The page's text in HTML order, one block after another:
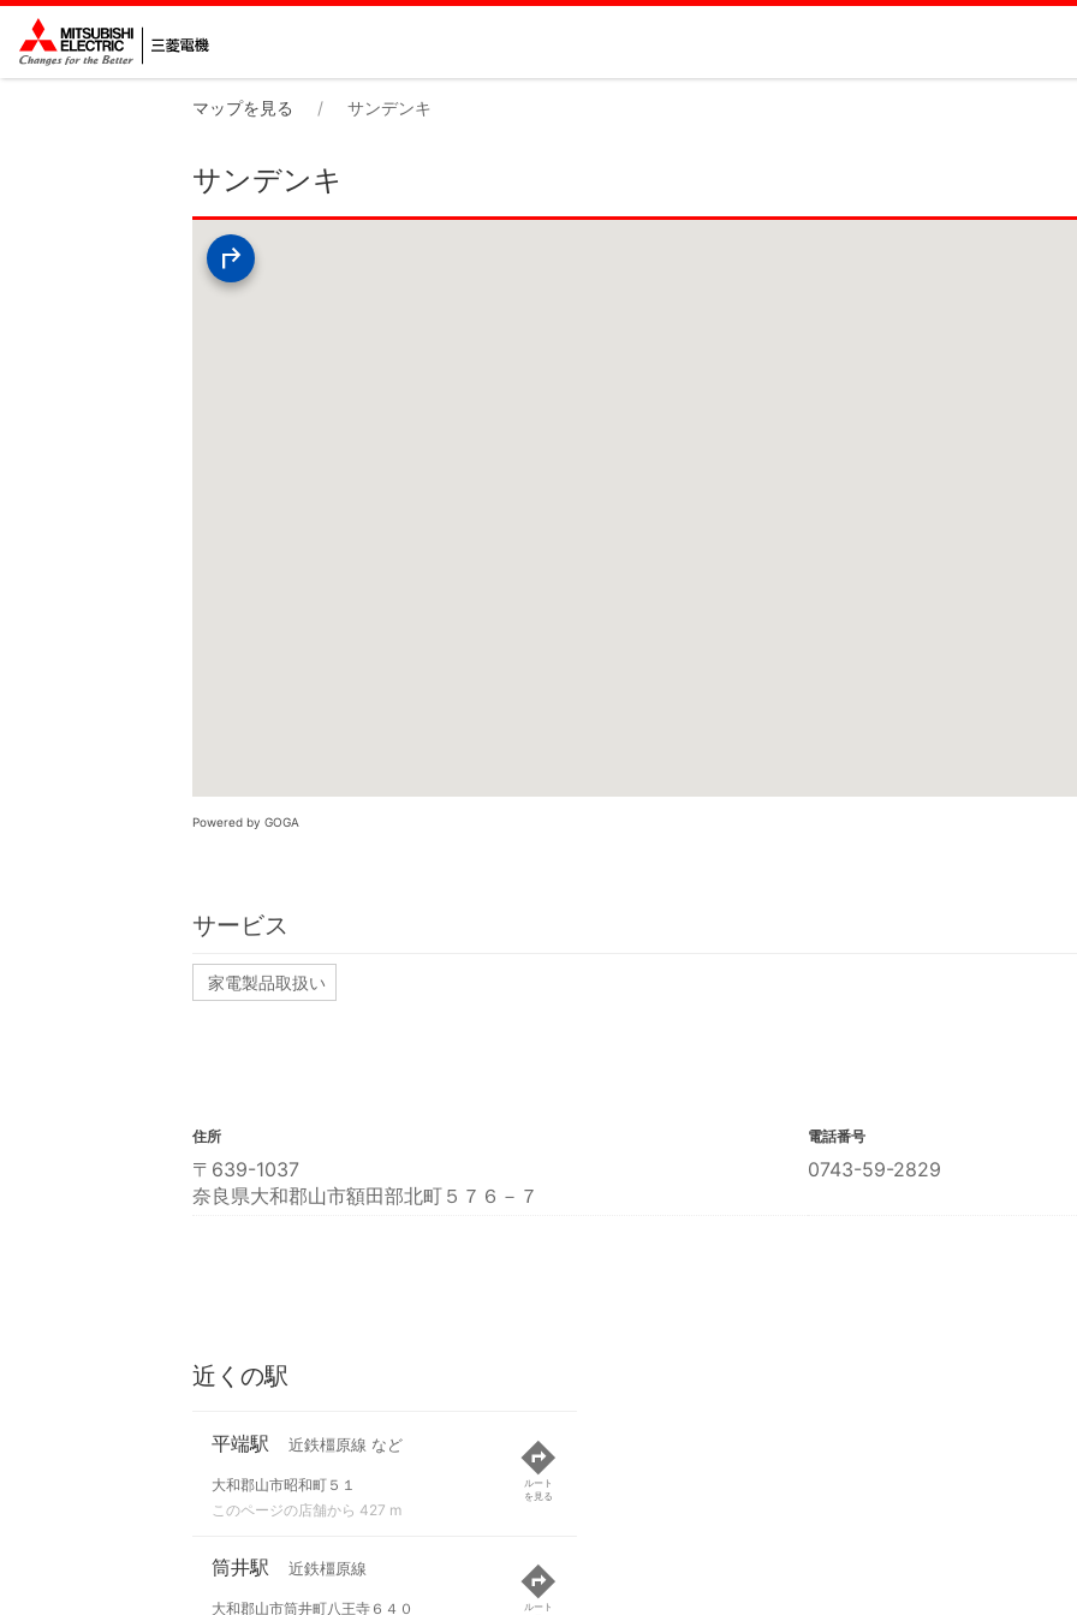
マップを見る サンデンキ
サンデンキ
Powered by GOGA
サービス
家電製品取扱い
住所
〒639-1037
奈良県大和郡山市額田部北町５７６－７
電話番号
0743-59-2829
近くの駅
平端駅 近鉄橿原線 など
大和郡山市昭和町５１
このページの店舗から 427 m
ルート
を見る
筒井駅 近鉄橿原線
大和郡山市筒井町八王寺６４０
ルート